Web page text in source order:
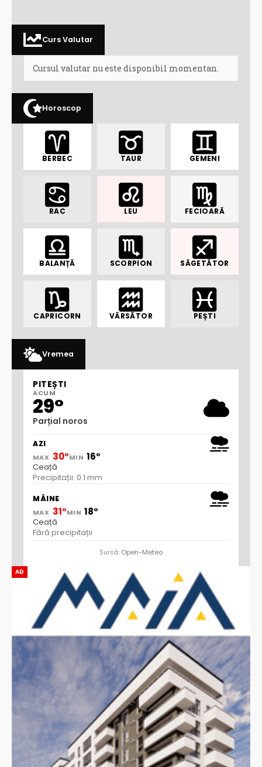
AD
Curs Valutar
Cursul valutar nu este disponibil momentan.
Horoscop
BERBEC TAUR GEMENI
RAC LEU FECIOARĂ
BALANȚĂ SCORPION SĂGETĂTOR
CAPRICORN VĂRSĂTOR PEȘTI
Vremea
PITEȘTI
ACUM
29°
Parțial noros
AZI
MAX 30°MIN 16°
Ceață
Precipitații: 0.1 mm
MÂINE
MAX 31°MIN 18°
Ceață
Fără precipitații
Sursă: Open-Meteo